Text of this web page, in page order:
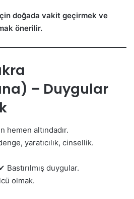
doğada vakit geçirmek ve
önerilir.
– Duygular
hemen altındadır.
yaratıcılık, cinsellik.
Bastırılmış duygular.
olmak.